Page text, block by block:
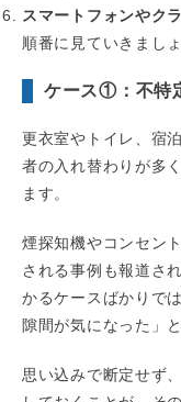
スマートフォンやク
順番に見ていきましょ
ケース①：不特
更衣室やトイレ、宿
者の入れ替わりが多
ます。
煙探知機やコンセン
される事例も報道さ
かるケースばかりで
隙間が気になった」
思い込みで断定せず